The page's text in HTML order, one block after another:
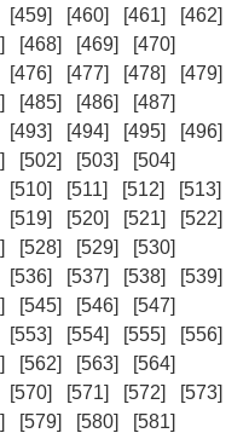
[459] [460] [461]
[462]
[468] [469]
[470]
[476] [477] [478]
[479]
[485] [486]
[487]
[493] [494] [495]
[496]
[502] [503]
[504]
[510] [511] [512]
[513]
[519] [520] [521]
[522]
[528] [529]
[530]
[536] [537] [538]
[539]
[545] [546]
[547]
[553] [554] [555]
[556]
[562] [563]
[564]
[570] [571] [572]
[573]
[579] [580]
[581]